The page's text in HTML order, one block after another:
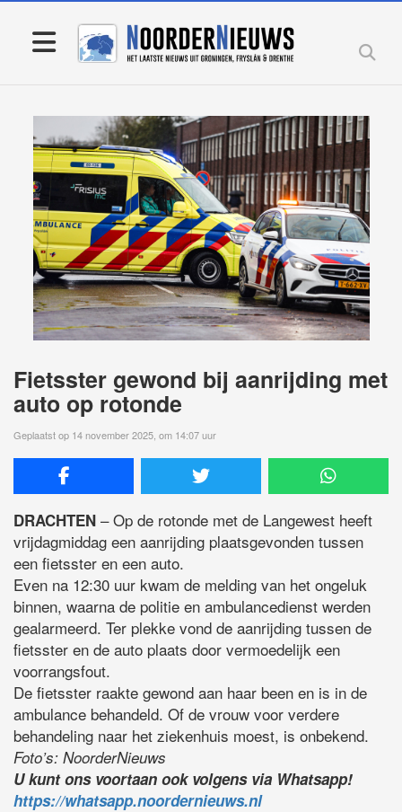
Fietsster gewond bij aanrijding met
auto op rotonde
Geplaatst op 14 november 2025, om 14:07 uur
DRACHTEN – Op de rotonde met de Langewest heeft
vrijdagmiddag een aanrijding plaatsgevonden tussen
een fietsster en een auto.
Even na 12:30 uur kwam de melding van het ongeluk
binnen, waarna de politie en ambulancedienst werden
gealarmeerd. Ter plekke vond de aanrijding tussen de
fietsster en de auto plaats door vermoedelijk een
voorrangsfout.
De fietsster raakte gewond aan haar been en is in de
ambulance behandeld. Of de vrouw voor verdere
behandeling naar het ziekenhuis moest, is onbekend.
Foto’s: NoorderNieuws
U kunt ons voortaan ook volgens via Whatsapp!
https://whatsapp.noordernieuws.nl